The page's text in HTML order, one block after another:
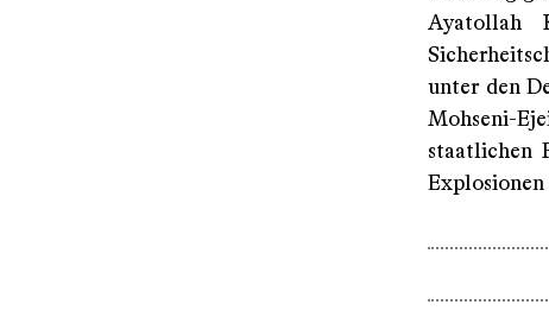
Ayatollah
unter den
Mohseni-
staatlichen
Explosionen